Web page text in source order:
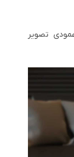
تصویر